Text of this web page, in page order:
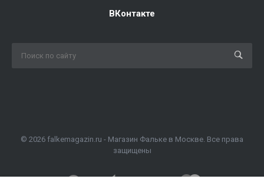
ВКонтакте
© 2026 falkemagazin.ru - Магазин Фальке в Москве. Все права
защищены